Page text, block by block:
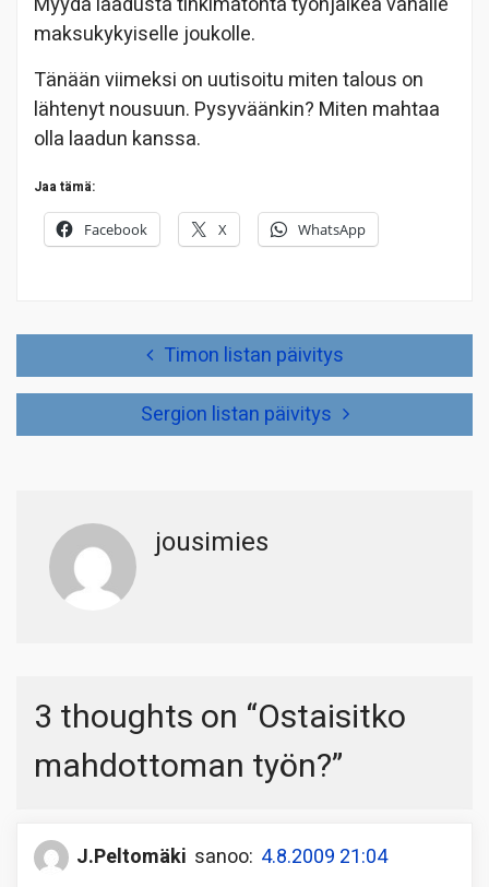
maksukykyiselle joukolle.
Tänään viimeksi on uutisoitu miten talous on
lähtenyt nousuun. Pysyväänkin? Miten mahtaa
olla laadun kanssa.
Jaa tämä:
Facebook X WhatsApp
Timon listan päivitys
Sergion listan päivitys
jousimies
3 thoughts on “Ostaisitko
mahdottoman työn?”
J.Peltomäki sanoo: 4.8.2009 21:04